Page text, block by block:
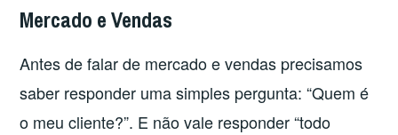
Mercado e Vendas
Antes de falar de mercado e vendas precisamos
saber responder uma simples pergunta: “Quem é
o meu cliente?”. E não vale responder “todo